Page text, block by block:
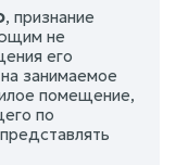
, признание
не
его
занимаемое
помещение,
по